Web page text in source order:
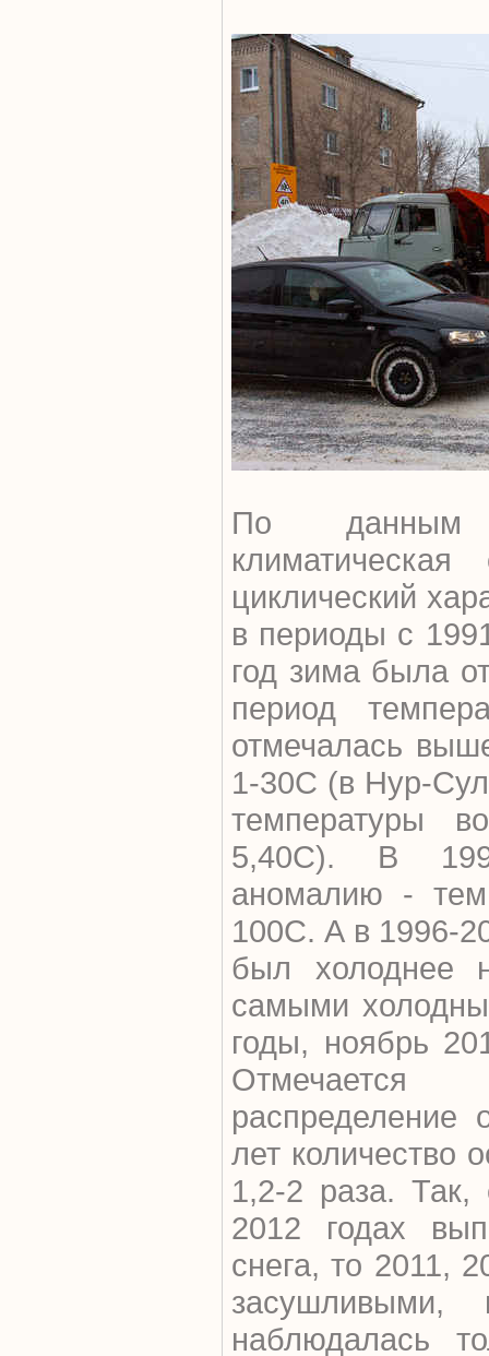
По данным
циклический
в периоды с
год зима была
период
отмечалась
1-30С (в Нур-
температуры
5,40С). В
аномалию -
100С. А в 1996-
был холоднее
самыми
годы, ноябрь
распределение
лет количество
1,2-2 раза.
2012 годах
снега, то 2011,
наблюдалась